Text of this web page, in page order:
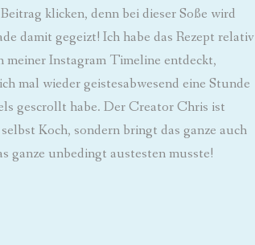
klicken, denn bei dieser Soße wird
damit gegeizt! Ich habe das Rezept relativ
meiner Instagram Timeline entdeckt,
mal wieder geistesabwesend eine Stunde
gescrollt habe. Der Creator Chris ist
Koch, sondern bringt das ganze auch
ganze unbedingt austesten musste!